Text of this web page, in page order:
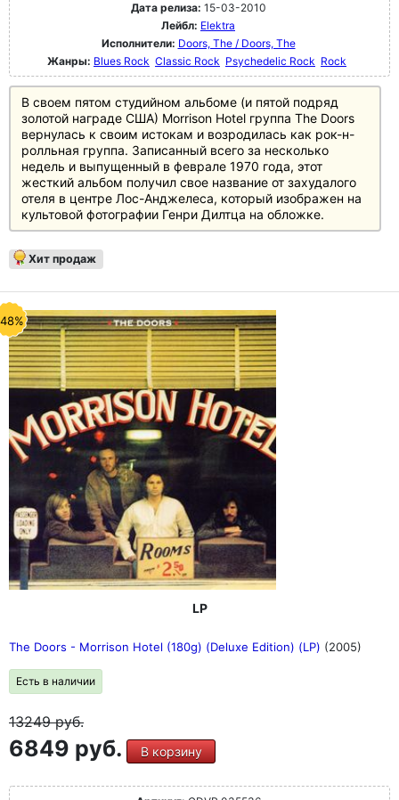
Дата релиза: 15-03-2010
Лейбл: Elektra
Исполнители: Doors, The / Doors, The
Жанры: Blues Rock Classic Rock Psychedelic Rock Rock
В своем пятом студийном альбоме (и пятой подряд
золотой награде США) Morrison Hotel группа The Doors
вернулась к своим истокам и возродилась как рок-н-
ролльная группа. Записанный всего за несколько
недель и выпущенный в феврале 1970 года, этот
жесткий альбом получил свое название от захудалого
отеля в центре Лос-Анджелеса, который изображен на
культовой фотографии Генри Дилтца на обложке.
Хит продаж
LP
The Doors - Morrison Hotel (180g) (Deluxe Edition) (LP) (2005)
Есть в наличии
13249руб.
6849 руб. В корзину